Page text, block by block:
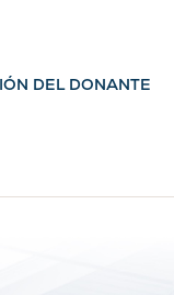
DEL DONANTE